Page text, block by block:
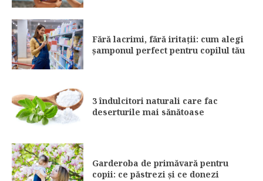
Fără lacrimi, fără iritații: cum alegi
șamponul perfect pentru copilul tău
3 îndulcitori naturali care fac
deserturile mai sănătoase
Garderoba de primăvară pentru
copii: ce păstrezi și ce donezi